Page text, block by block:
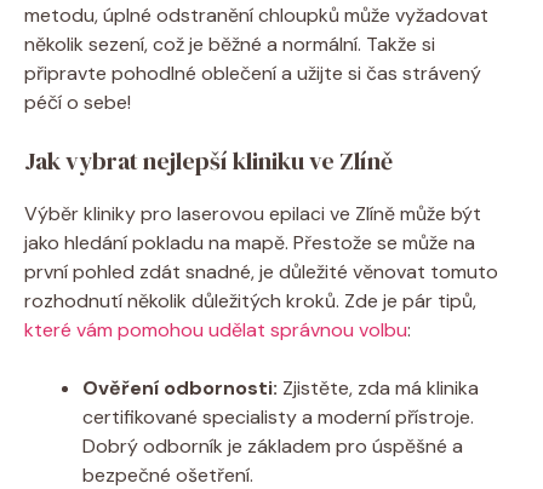
metodu, úplné odstranění chloupků může vyžadovat
několik sezení, což je běžné a normální. Takže si
připravte pohodlné oblečení a užijte si čas strávený
péčí o sebe!
Jak vybrat nejlepší kliniku ve Zlíně
Výběr kliniky pro laserovou epilaci ve Zlíně může být
jako hledání pokladu na mapě. Přestože se může na
první pohled zdát snadné, je důležité věnovat tomuto
rozhodnutí několik důležitých kroků. Zde je pár tipů,
které vám pomohou udělat správnou volbu:
Ověření odbornosti: Zjistěte, zda má klinika
certifikované specialisty a moderní přístroje.
Dobrý odborník je základem pro úspěšné a
bezpečné ošetření.